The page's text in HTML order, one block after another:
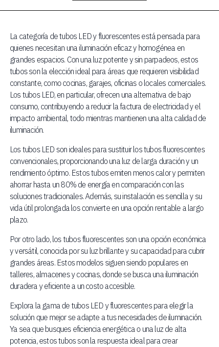
La categoría de tubos LED y fluorescentes está pensada para
quienes necesitan una iluminación eficaz y homogénea en
grandes espacios. Con una luz potente y sin parpadeos, estos
tubos son la elección ideal para áreas que requieren visibilidad
constante, como cocinas, garajes, oficinas o locales comerciales.
Los tubos LED, en particular, ofrecen una alternativa de bajo
consumo, contribuyendo a reducir la factura de electricidad y el
impacto ambiental, todo mientras mantienen una alta calidad de
iluminación.
Los tubos LED son ideales para sustituir los tubos fluorescentes
convencionales, proporcionando una luz de larga duración y un
rendimiento óptimo. Estos tubos emiten menos calor y permiten
ahorrar hasta un 80% de energía en comparación con las
soluciones tradicionales. Además, su instalación es sencilla y su
vida útil prolongada los convierte en una opción rentable a largo
plazo.
Por otro lado, los tubos fluorescentes son una opción económica
y versátil, conocida por su luz brillante y su capacidad para cubrir
grandes áreas. Estos modelos siguen siendo populares en
talleres, almacenes y cocinas, donde se busca una iluminación
duradera y eficiente a un costo accesible.
Explora la gama de tubos LED y fluorescentes para elegir la
solución que mejor se adapte a tus necesidades de iluminación.
Ya sea que busques eficiencia energética o una luz de alta
potencia, estos tubos son la respuesta ideal para crear